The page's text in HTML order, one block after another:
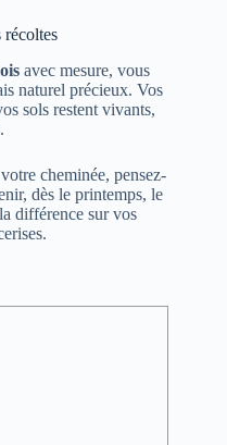
récoltes
avec mesure, vous
naturel précieux. Vos
sols restent vivants,
cheminée, pensez-
dès le printemps, le
différence sur vos